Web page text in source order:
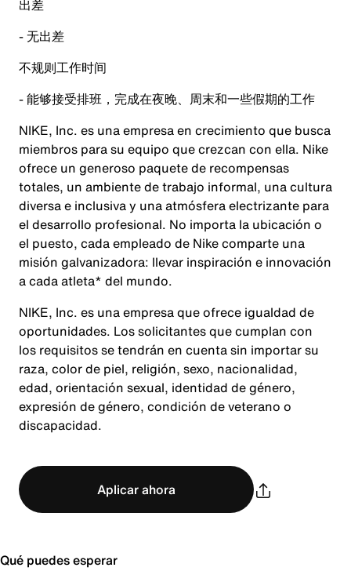
出差
- 无出差
不规则工作时间
- 能够接受排班，完成在夜晚、周末和一些假期的工作
NIKE, Inc. es una empresa en crecimiento que busca
miembros para su equipo que crezcan con ella. Nike
ofrece un generoso paquete de recompensas
totales, un ambiente de trabajo informal, una cultura
diversa e inclusiva y una atmósfera electrizante para
el desarrollo profesional. No importa la ubicación o
el puesto, cada empleado de Nike comparte una
misión galvanizadora: llevar inspiración e innovación
a cada atleta* del mundo.
NIKE, Inc. es una empresa que ofrece igualdad de
oportunidades. Los solicitantes que cumplan con
los requisitos se tendrán en cuenta sin importar su
raza, color de piel, religión, sexo, nacionalidad,
edad, orientación sexual, identidad de género,
expresión de género, condición de veterano o
discapacidad.
Aplicar ahora
Qué puedes esperar